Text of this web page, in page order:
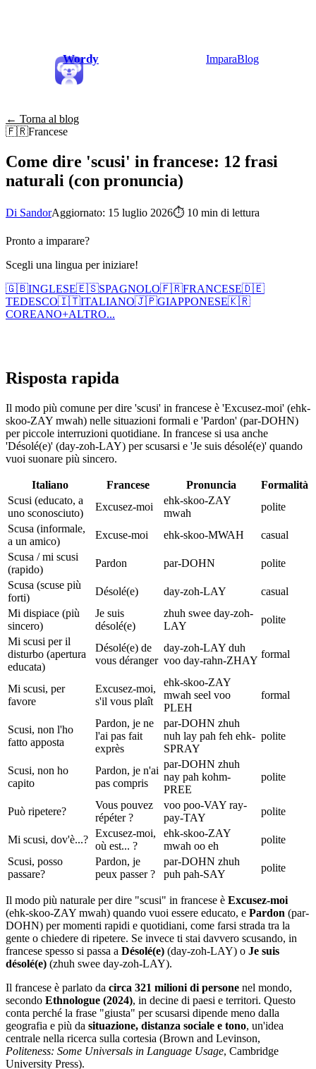
Wordy ImparaBlog
← Torna al blog
🇫🇷Francese
Come dire 'scusi' in francese: 12 frasi
naturali (con pronuncia)
Di SandorAggiornato: 15 luglio 2026⏱ 10 min di lettura
Pronto a imparare?
Scegli una lingua per iniziare!
🇬🇧INGLESE🇪🇸SPAGNOLO🇫🇷FRANCESE🇩🇪
TEDESCO🇮🇹ITALIANO🇯🇵GIAPPONESE🇰🇷
COREANO+ALTRO...
Risposta rapida
Il modo più comune per dire 'scusi' in francese è 'Excusez-moi' (ehk-
skoo-ZAY mwah) nelle situazioni formali e 'Pardon' (par-DOHN)
per piccole interruzioni quotidiane. In francese si usa anche
'Désolé(e)' (day-zoh-LAY) per scusarsi e 'Je suis désolé(e)' quando
vuoi suonare più sincero.
Italiano Francese Pronuncia
Formalità
Scusi (educato, a
uno sconosciuto)
Excusez-moi
ehk-skoo-ZAY
mwah
polite
Scusa (informale,
a un amico)
Excuse-moi ehk-skoo-MWAH
casual
Scusa / mi scusi
(rapido)
Pardon par-DOHN
polite
Scusa (scuse più
forti)
Désolé(e) day-zoh-LAY
casual
Mi dispiace (più
sincero)
Je suis
désolé(e)
zhuh swee day-zoh-
LAY
polite
Mi scusi per il
disturbo (apertura
educata)
Désolé(e) de
vous déranger
day-zoh-LAY duh
voo day-rahn-ZHAY
formal
Mi scusi, per
favore
Excusez-moi,
s'il vous plaît
ehk-skoo-ZAY
mwah seel voo
PLEH
formal
Scusi, non l'ho
fatto apposta
Pardon, je ne
l'ai pas fait
exprès
par-DOHN zhuh
nuh lay pah feh ehk-
SPRAY
polite
Scusi, non ho
capito
Pardon, je n'ai
pas compris
par-DOHN zhuh
nay pah kohm-
PREE
polite
Può ripetere?
Vous pouvez
répéter ?
voo poo-VAY ray-
pay-TAY
polite
Mi scusi, dov'è...?
Excusez-moi,
où est... ?
ehk-skoo-ZAY
mwah oo eh
polite
Scusi, posso
passare?
Pardon, je
peux passer ?
par-DOHN zhuh
puh pah-SAY
polite
Il modo più naturale per dire "scusi" in francese è Excusez-moi
(ehk-skoo-ZAY mwah) quando vuoi essere educato, e Pardon (par-
DOHN) per momenti rapidi e quotidiani, come farsi strada tra la
gente o chiedere di ripetere. Se invece ti stai davvero scusando, in
francese spesso si passa a Désolé(e) (day-zoh-LAY) o Je suis
désolé(e) (zhuh swee day-zoh-LAY).
Il francese è parlato da circa 321 milioni di persone nel mondo,
secondo Ethnologue (2024), in decine di paesi e territori. Questo
conta perché la frase "giusta" per scusarsi dipende meno dalla
geografia e più da situazione, distanza sociale e tono, un'idea
centrale nella ricerca sulla cortesia (Brown and Levinson,
Politeness: Some Universals in Language Usage, Cambridge
University Press).